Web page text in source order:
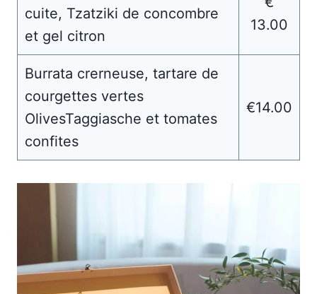
cuite, Tzatziki de concombre
et gel citron
13.00
Burrata crerneuse, tartare de
courgettes vertes
OlivesTaggiasche et tomates
confites
€14.00